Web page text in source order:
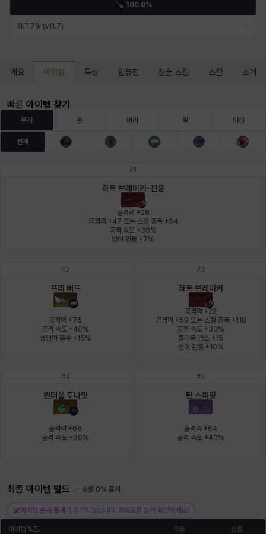
바바라 버니스 블레어 비앙카 비형 샬럿
쇼우
실비아
에키온 엘레나
이안 재키
크레이버 타지아
헤이즈 헨리 현우 혜진 히스이
100.0%
최근 7일 (v11.7)
개요 아이템 특성 인퓨전 전술 스킬 스킬 소개
빠른 아이템 찾기
무기 옷 머리 팔 다리
전체
#1
하트 브레이커-진홍
공격력 +28
공격력 +47 또는 스킬 증폭 +94
공격 속도 +30%
방어 관통 +7%
#2
프리 버드
공격력 +75
공격 속도 +40%
생명력 흡수 +15%
#3
하트 브레이커
공격력 +22
공격력 +59 또는 스킬 증폭 +118
공격 속도 +30%
쿨다운 감소 +15
방어 관통 +10%
#4
원더풀 투나잇
공격력 +66
공격 속도 +30%
#5
틴 스피릿
공격력 +64
공격 속도 +40%
최종 아이템 빌드 승률 0% 표시
아이템 순서 통계 가 추가되었습니다. 화살표를 눌러 확인하세요!
아이템 빌드 픽률 승률